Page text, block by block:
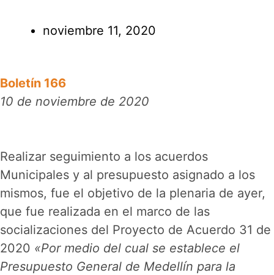
noviembre 11, 2020
Boletín 166
10 de noviembre de 2020
Realizar seguimiento a los acuerdos
Municipales y al presupuesto asignado a los
mismos, fue el objetivo de la plenaria de ayer,
que fue realizada en el marco de las
socializaciones del Proyecto de Acuerdo 31 de
2020 «Por medio del cual se establece el
Presupuesto General de Medellín para la